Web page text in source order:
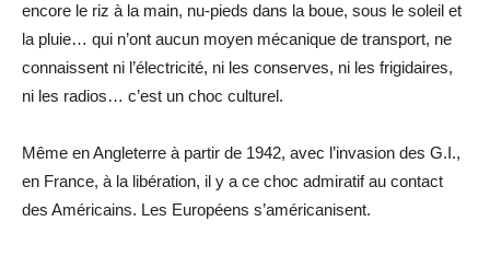
encore le riz à la main, nu-pieds dans la boue, sous le soleil et
la pluie… qui n’ont aucun moyen mécanique de transport, ne
connaissent ni l’électricité, ni les conserves, ni les frigidaires,
ni les radios… c’est un choc culturel.
Même en Angleterre à partir de 1942, avec l’invasion des G.I.,
en France, à la libération, il y a ce choc admiratif au contact
des Américains. Les Européens s’américanisent.